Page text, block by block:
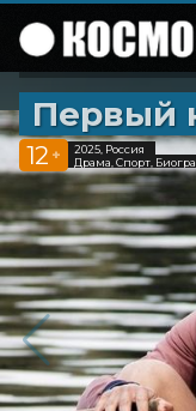
Первый
12 +
2025, Россия
Драма, Спорт,